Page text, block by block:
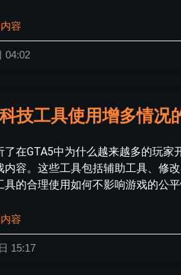
容
04:02
技工具使用增多情况
了在GTA5中为什么越来越多的玩
内容。这些工具包括辅助工具、修
具的合理使用如何不影响游戏的公
容
15:17